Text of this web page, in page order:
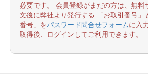
必要です。 会員登録がまだの方は、無料
文後に弊社より発行する 「お取引番号」
番号」をパスワード問合せフォームに入
取得後、ログインしてご利用できます。